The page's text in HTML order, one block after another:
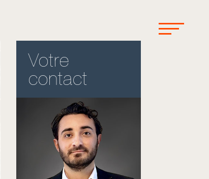
Votre
contact